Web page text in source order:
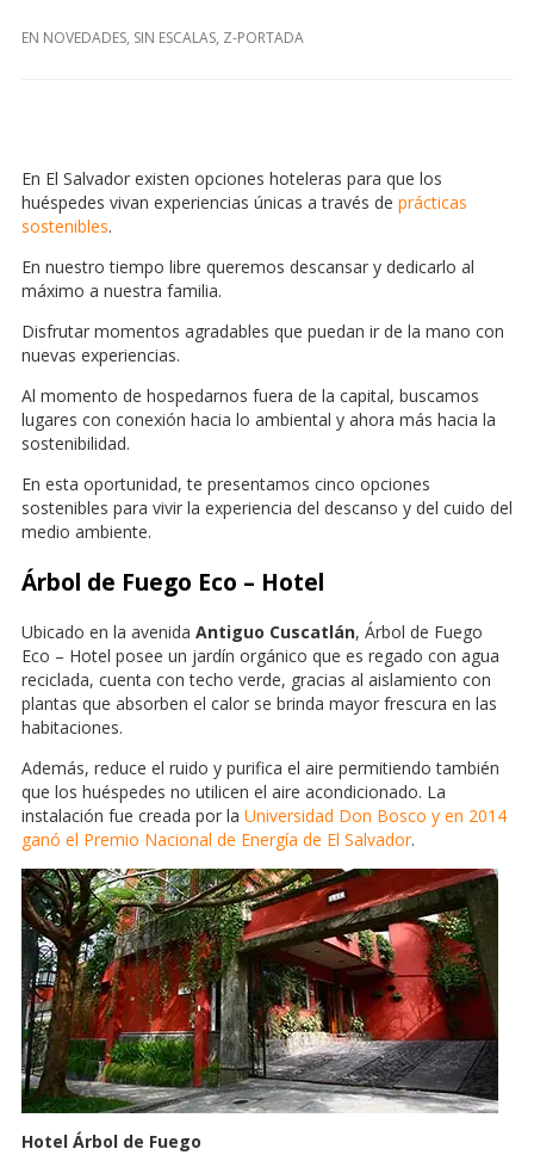
EN NOVEDADES, SIN ESCALAS, Z-PORTADA
En El Salvador existen opciones hoteleras para que los
huéspedes vivan experiencias únicas a través de prácticas
sostenibles.
En nuestro tiempo libre queremos descansar y dedicarlo al
máximo a nuestra familia.
Disfrutar momentos agradables que puedan ir de la mano con
nuevas experiencias.
Al momento de hospedarnos fuera de la capital, buscamos
lugares con conexión hacia lo ambiental y ahora más hacia la
sostenibilidad.
En esta oportunidad, te presentamos cinco opciones
sostenibles para vivir la experiencia del descanso y del cuido del
medio ambiente.
Árbol de Fuego Eco – Hotel
Ubicado en la avenida Antiguo Cuscatlán, Árbol de Fuego
Eco – Hotel posee un jardín orgánico que es regado con agua
reciclada, cuenta con techo verde, gracias al aislamiento con
plantas que absorben el calor se brinda mayor frescura en las
habitaciones.
Además, reduce el ruido y purifica el aire permitiendo también
que los huéspedes no utilicen el aire acondicionado. La
instalación fue creada por la Universidad Don Bosco y en 2014
ganó el Premio Nacional de Energía de El Salvador.
Hotel Árbol de Fuego